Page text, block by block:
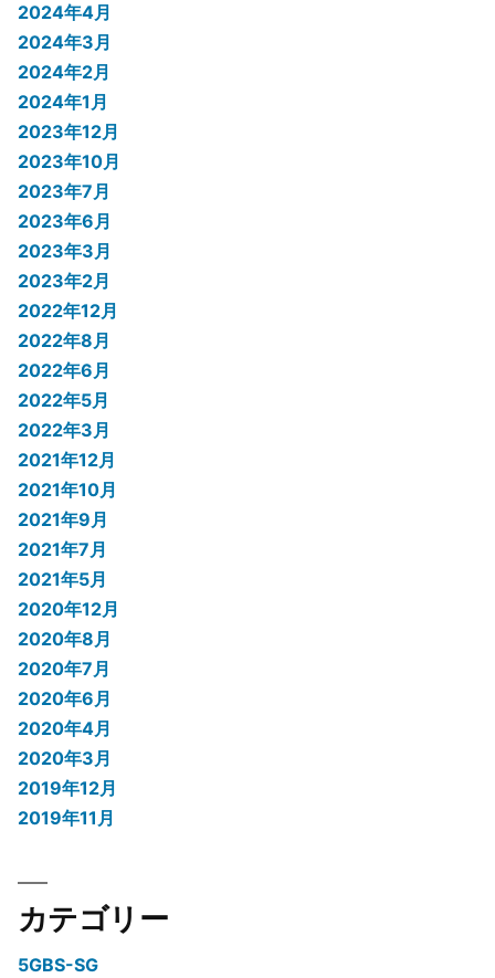
2024年4月
2024年3月
2024年2月
2024年1月
2023年12月
2023年10月
2023年7月
2023年6月
2023年3月
2023年2月
2022年12月
2022年8月
2022年6月
2022年5月
2022年3月
2021年12月
2021年10月
2021年9月
2021年7月
2021年5月
2020年12月
2020年8月
2020年7月
2020年6月
2020年4月
2020年3月
2019年12月
2019年11月
カテゴリー
5GBS-SG